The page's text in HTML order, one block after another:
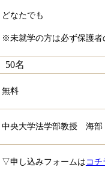
どなたでも
※未就学の方は必ず保護
50名
無料
中央大学法学部教授 海部
▽申し込みフォームはコチ